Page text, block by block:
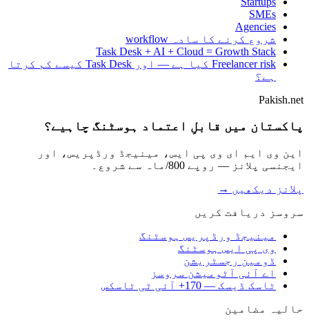
SMEs
Agencies
شروع کرنے کا سادہ workflow
Task Desk + AI + Cloud = Growth Stack
Freelancer risk کیا ہے — اور Task Desk کیسے کم کرتا
ہے؟
Pakish.net
پاکستان میں قابلِ اعتماد ہوسٹنگ چاہیے؟
این وی ایم ای وی پی ایس، مینیجڈ ورڈپریس، اور
ایجنسی پلانز — روپے 800/ماہ سے شروع۔
پلانز دیکھیں →
سروسز دریافت کریں
مینیجڈ ورڈپریس ہوسٹنگ
وی پی ایس ہوسٹنگ
ڈومین رجسٹریشن
اے آئی آٹومیشن سروسز
ٹاسک ڈیسک — 170+ آئی ٹی ٹاسکس
حالیہ مضامین